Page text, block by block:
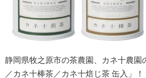
静岡県牧之原市の茶農園、カネ十農園
／カネ十棒茶／カネ十焙じ茶 缶入」！